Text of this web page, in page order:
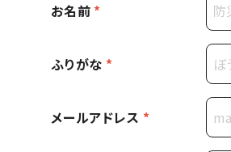
お名前 *
ふりがな *
メールアドレス *